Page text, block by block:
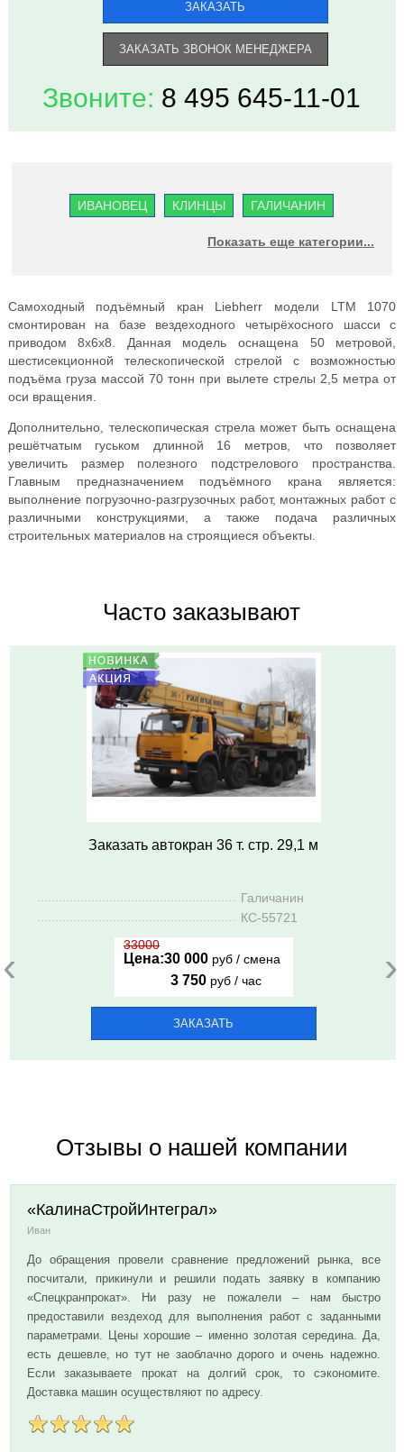
ЗАКАЗАТЬ
ЗАКАЗАТЬ ЗВОНОК МЕНЕДЖЕРА
Звоните: 8 495 645-11-01
ИВАНОВЕЦ КЛИНЦЫ ГАЛИЧАНИН
LIEBHERR XCMG
Показать еще категории...
Самоходный подъёмный кран Liebherr модели LTM 1070
смонтирован на базе вездеходного четырёхосного шасси с
приводом 8х6х8. Данная модель оснащена 50 метровой,
шестисекционной телескопической стрелой с возможностью
подъёма груза массой 70 тонн при вылете стрелы 2,5 метра от
оси вращения.
Дополнительно, телескопическая стрела может быть оснащена
решётчатым гуськом длинной 16 метров, что позволяет
увеличить размер полезного подстрелового пространства.
Главным предназначением подъёмного крана является:
выполнение погрузочно-разгрузочных работ, монтажных работ с
различными конструкциями, а также подача различных
строительных материалов на строящиеся объекты.
Часто заказывают
Заказать автокран 36 т. стр. 29,1 м
..........................................................Галичанин
..........................................................КС-55721
33000
Цена:30 000 руб / смена
3 750 руб / час
ЗАКАЗАТЬ
‹ ›
Отзывы о нашей компании
«КалинаСтройИнтеграл»
Иван
До обращения провели сравнение предложений рынка, все
посчитали, прикинули и решили подать заявку в компанию
«Спецкранпрокат». Ни разу не пожалели – нам быстро
предоставили вездеход для выполнения работ с заданными
параметрами. Цены хорошие – именно золотая середина. Да,
есть дешевле, но тут не заоблачно дорого и очень надежно.
Если заказываете прокат на долгий срок, то сэкономите.
Доставка машин осуществляют по адресу.